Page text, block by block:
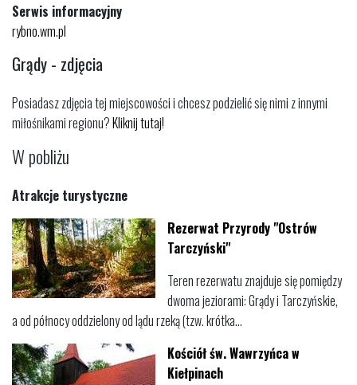
Serwis informacyjny
rybno.wm.pl
Grądy - zdjęcia
Posiadasz zdjęcia tej miejscowości i chcesz podzielić się nimi z innymi
miłośnikami regionu?Kliknij tutaj!
W pobliżu
Atrakcje turystyczne
Rezerwat Przyrody "Ostrów
Tarczyński"
Teren rezerwatu znajduje się pomiędzy
dwoma jeziorami: Grądy i Tarczyńskie,
a od północy oddzielony od lądu rzeką (tzw. krótka...
Kościół św. Wawrzyńca w
Kiełpinach